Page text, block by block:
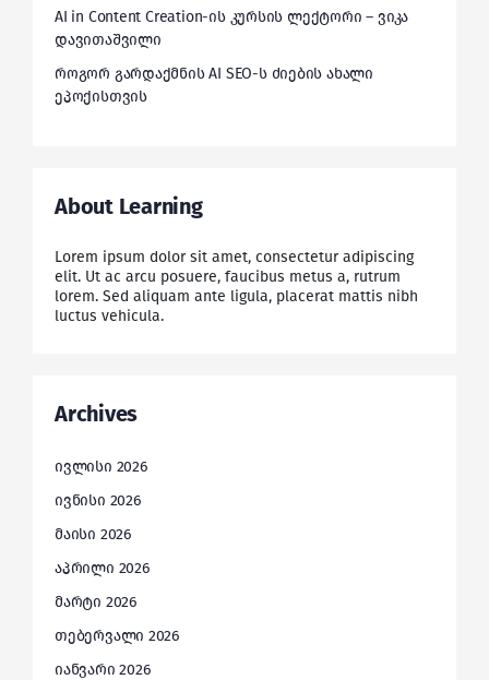
AI in Content Creation-ის კურსის ლექტორი – ვიკა
დავითაშვილი
როგორ გარდაქმნის AI SEO-ს ძიების ახალი
ეპოქისთვის
About Learning
Lorem ipsum dolor sit amet, consectetur adipiscing
elit. Ut ac arcu posuere, faucibus metus a, rutrum
lorem. Sed aliquam ante ligula, placerat mattis nibh
luctus vehicula.
Archives
ივლისი 2026
ივნისი 2026
მაისი 2026
აპრილი 2026
მარტი 2026
თებერვალი 2026
იანვარი 2026